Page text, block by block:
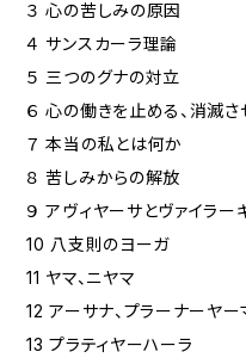
３ 心の苦しみの原因
４ サンスカーラ理論
５ 三つのグナの対立
６ 心の働きを止める、消滅さ
７ 本当の私とは何か
８ 苦しみからの解放
９ アヴィヤーサとヴァイラー
10 八支則のヨーガ
11 ヤマ、ニヤマ
12 アーサナ、プラーナーヤー
13 プラティヤーハーラ